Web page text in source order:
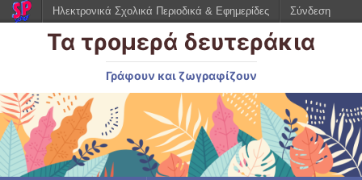
Τα τρομερά δευτεράκια
Γράφουν και ζωγραφίζουν
Ηλεκτρονικά Σχολικά Περιοδικά & Εφημερίδες Σύνδεση